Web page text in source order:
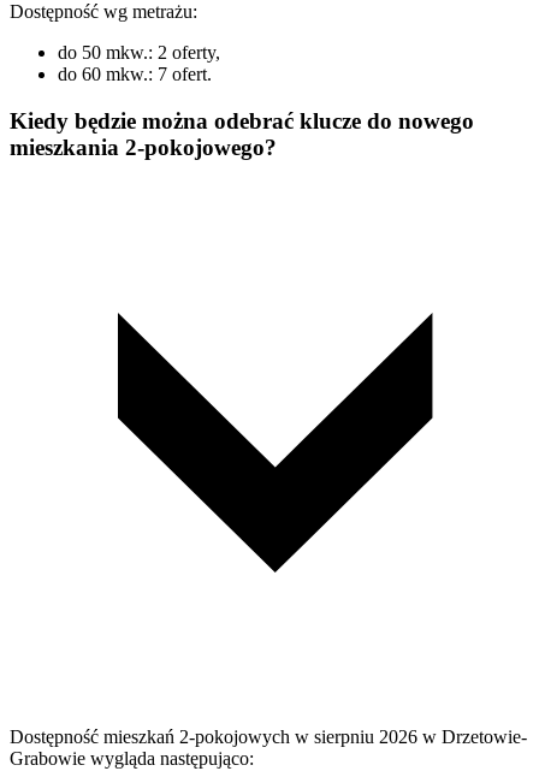
Dostępność wg metrażu:
do 50 mkw.: 2 oferty,
do 60 mkw.: 7 ofert.
Kiedy będzie można odebrać klucze do nowego
mieszkania 2-pokojowego?
Dostępność mieszkań 2-pokojowych w sierpniu 2026 w Drzetowie-
Grabowie wygląda następująco: